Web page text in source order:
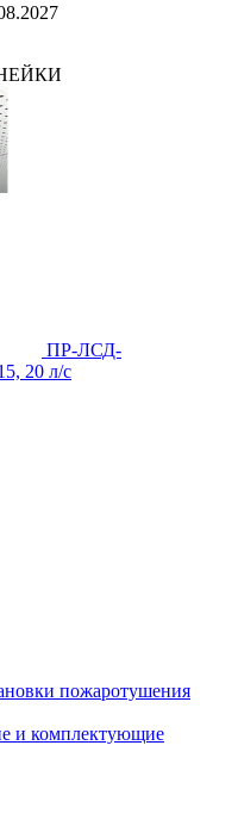
ПР-ЛСД-
20 л/с
пожаротушения
и комплектующие